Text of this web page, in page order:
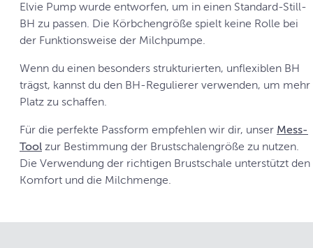
Elvie Pump wurde entworfen, um in einen Standard-Still-
BH zu passen. Die Körbchengröße spielt keine Rolle bei
der Funktionsweise der Milchpumpe.
Wenn du einen besonders strukturierten, unflexiblen BH
trägst, kannst du den BH-Regulierer verwenden, um mehr
Platz zu schaffen.
Für die perfekte Passform empfehlen wir dir, unser Mess-
Tool zur Bestimmung der Brustschalengröße zu nutzen.
Die Verwendung der richtigen Brustschale unterstützt den
Komfort und die Milchmenge.